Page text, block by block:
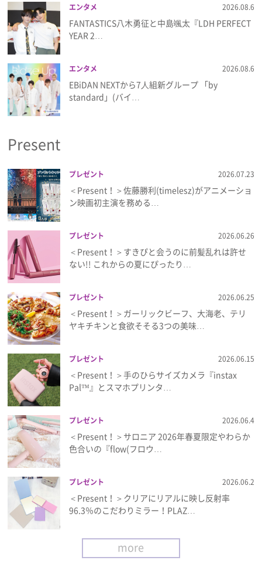
エンタメ 2026.08.6
FANTASTICS八木勇征と中島颯太『LDH PERFECT
YEAR 2…
エンタメ 2026.08.6
EBiDAN NEXTから7⼈組新グループ 「by
standard」(バイ…
Present
プレゼント 2026.07.23
＜Present！＞佐藤勝利(timelesz)がアニメーショ
ン映画初主演を務める…
プレゼント 2026.06.26
＜Present！＞すきぴと会うのに前髪乱れは許せ
ない!! これからの夏にぴったり…
プレゼント 2026.06.25
＜Present！＞ガーリックビーフ、大海老、テリ
ヤキチキンと食欲そそる3つの美味…
プレゼント 2026.06.15
＜Present！＞手のひらサイズカメラ『instax
Pal™』とスマホプリンタ…
プレゼント 2026.06.4
＜Present！＞サロニア 2026年春夏限定やわらか
色合いの『flow(フロウ…
プレゼント 2026.06.2
＜Present！＞クリアにリアルに映し反射率
96.3％のこだわりミラー！PLAZ…
more